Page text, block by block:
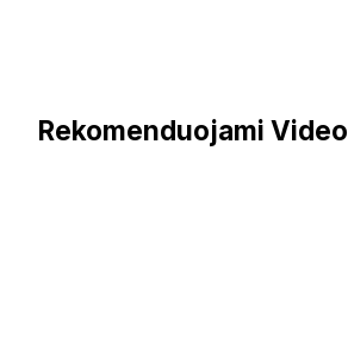
Rekomenduojami Video